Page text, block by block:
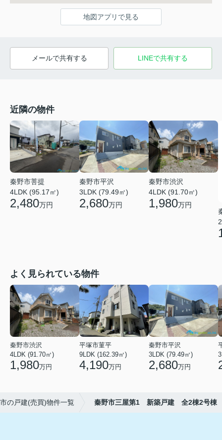
地図アプリで見る
メールで共有する LINEで共有する
近隣の物件
秦野市菩提
4LDK (95.17㎡)
2,480万円
秦野市平沢
3LDK (79.49㎡)
2,680万円
秦野市渋沢
4LDK (91.70㎡)
1,980万円
よく見られている物件
秦野市渋沢
4LDK (91.70㎡)
1,980万円
平塚市菫平
9LDK (162.39㎡)
4,190万円
秦野市平沢
3LDK (79.49㎡)
2,680万円
の戸建(売買)物件一覧 秦野市三屋第1 新築戸建 全2棟2号棟